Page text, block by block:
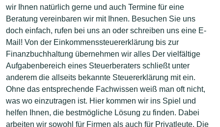
wir Ihnen natürlich gerne und auch Termine für eine
Beratung vereinbaren wir mit Ihnen. Besuchen Sie uns
doch einfach, rufen bei uns an oder schreiben uns eine E-
Mail! Von der Einkommenssteuererklärung bis zur
Finanzbuchhaltung übernehmen wir alles Der vielfältige
Aufgabenbereich eines Steuerberaters schließt unter
anderem die allseits bekannte Steuererklärung mit ein.
Ohne das entsprechende Fachwissen weiß man oft nicht,
was wo einzutragen ist. Hier kommen wir ins Spiel und
helfen Ihnen, die bestmögliche Lösung zu finden. Dabei
arbeiten wir sowohl für Firmen als auch für Privatleute. Die